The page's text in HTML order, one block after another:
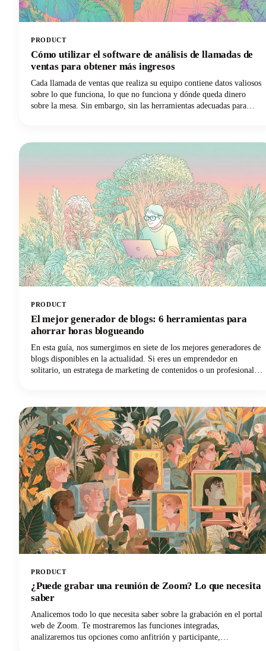
PRODUCT
Cómo utilizar el software de análisis de llamadas de
ventas para obtener más ingresos
Cada llamada de ventas que realiza su equipo contiene datos valiosos
sobre lo que funciona, lo que no funciona y dónde queda dinero
sobre la mesa. Sin embargo, sin las herramientas adecuadas para
PRODUCT
El mejor generador de blogs: 6 herramientas para
ahorrar horas blogueando
En esta guía, nos sumergimos en siete de los mejores generadores de
blogs disponibles en la actualidad. Si eres un emprendedor en
solitario, un estratega de marketing de contenidos o un profesional
blogueo y ayudarte a recuperar esas preciosas horas.
PRODUCT
¿Puede grabar una reunión de Zoom? Lo que necesita
saber
Analicemos todo lo que necesita saber sobre la grabación en el portal
web de Zoom. Te mostraremos las funciones integradas,
analizaremos tus opciones como anfitrión y participante,